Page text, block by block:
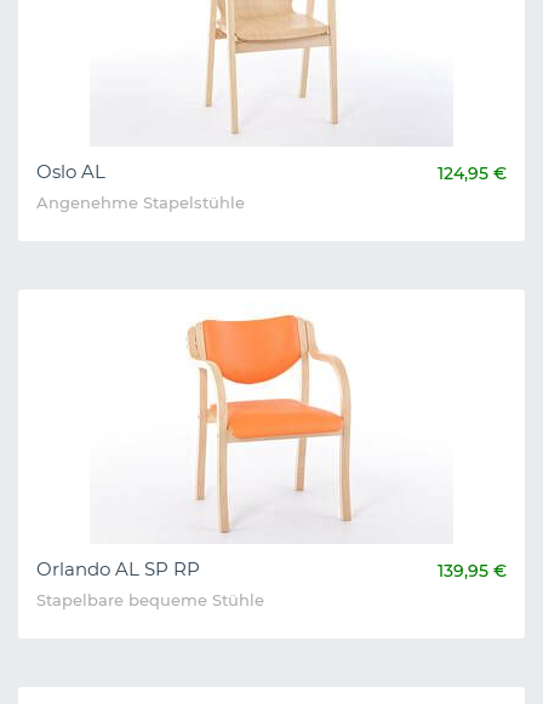
Oslo AL 124,95 €
Angenehme Stapelstühle
Orlando AL SP RP 139,95 €
Stapelbare bequeme Stühle